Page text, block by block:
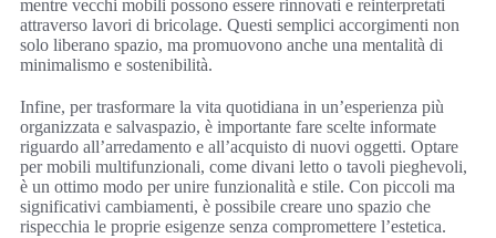
mentre vecchi mobili possono essere rinnovati e reinterpretati
attraverso lavori di bricolage. Questi semplici accorgimenti non
solo liberano spazio, ma promuovono anche una mentalità di
minimalismo e sostenibilità.
Infine, per trasformare la vita quotidiana in un’esperienza più
organizzata e salvaspazio, è importante fare scelte informate
riguardo all’arredamento e all’acquisto di nuovi oggetti. Optare
per mobili multifunzionali, come divani letto o tavoli pieghevoli,
è un ottimo modo per unire funzionalità e stile. Con piccoli ma
significativi cambiamenti, è possibile creare uno spazio che
rispecchia le proprie esigenze senza compromettere l’estetica.